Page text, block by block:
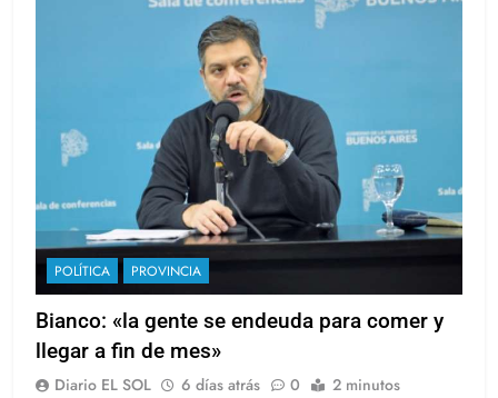
POLÍTICA PROVINCIA
Bianco: «la gente se endeuda para comer y
llegar a fin de mes»
Diario EL SOL 6 días atrás 0 2 minutos